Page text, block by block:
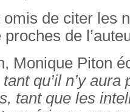
omis de citer les
de
Monique Piton
qu’il n’y aura
tant que les